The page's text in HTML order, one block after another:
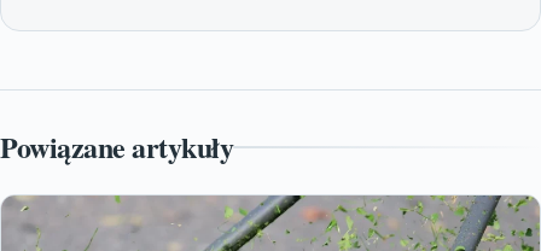
Powiązane artykuły